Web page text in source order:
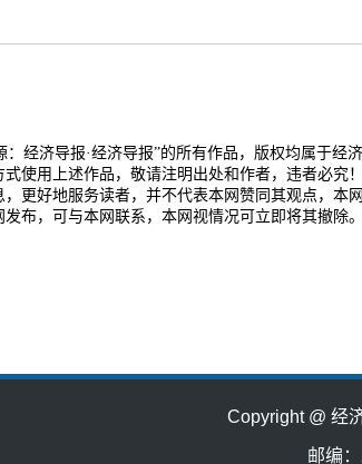
经济导报·经济导报”的所有作品，版权均属于经
使用上述作品，敬请注明出处和作者，违者必究
更好地服务读者，并不代表本网赞同其观点，本
布，可与本网联系，本网视情况可立即将其撤除
Copyright @ 经
邮编